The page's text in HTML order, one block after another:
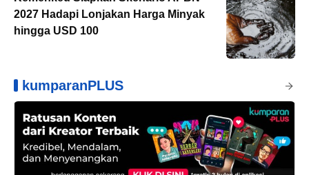
2027 Hadapi Lonjakan Harga Minyak
hingga USD 100
kumparanPLUS